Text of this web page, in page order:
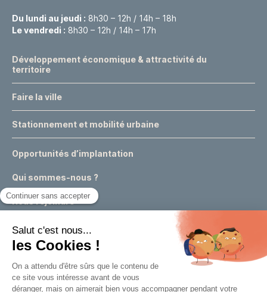
Du lundi au jeudi : 8h30 – 12h / 14h – 18h
Le vendredi : 8h30 – 12h / 14h – 17h
Développement économique & attractivité du
territoire
Faire la ville
Stationnement et mobilité urbaine
Opportunités d’implantation
Qui sommes-nous ?
Nous rejoindre
Actualités
Événements
Expertises & conseils urbains